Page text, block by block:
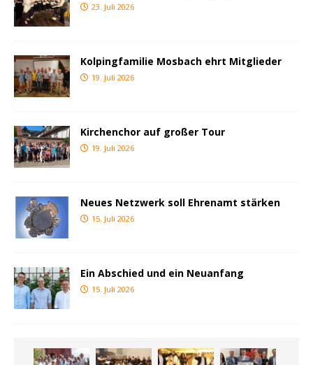
23. Juli 2026
Kolpingfamilie Mosbach ehrt Mitglieder
19. Juli 2026
Kirchenchor auf großer Tour
19. Juli 2026
Neues Netzwerk soll Ehrenamt stärken
15. Juli 2026
Ein Abschied und ein Neuanfang
15. Juli 2026